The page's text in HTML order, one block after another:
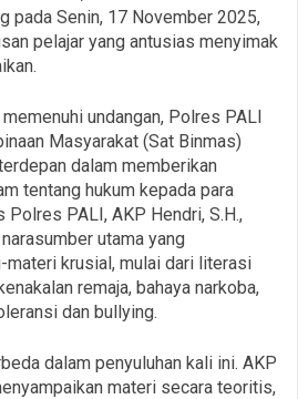
pada Senin, 17 November 2025,
pelajar yang antusias menyimak
undangan, Polres PALI
Masyarakat (Sat Binmas)
dalam memberikan
tentang hukum kepada para
Polres PALI, AKP Hendri, S.H.,
utama yang
materi krusial, mulai dari literasi
remaja, bahaya narkoba,
dan bullying.
dalam penyuluhan kali ini. AKP
materi secara teoritis,